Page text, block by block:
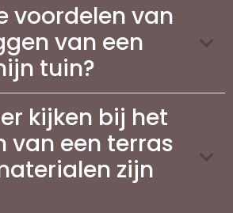
voordelen van
van een
tuin?
kijken bij het
van een terras
zijn